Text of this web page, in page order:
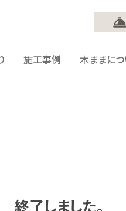
施工事例 木ままに
了しました。